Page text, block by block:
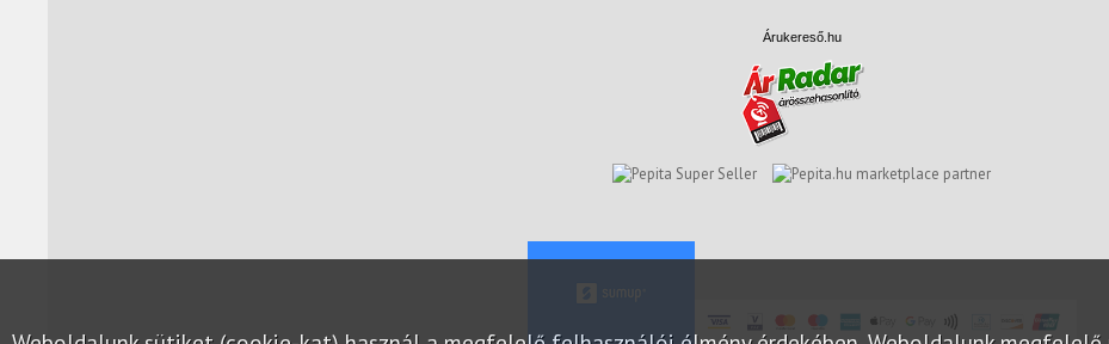
Árukereső.hu
marketplace partner